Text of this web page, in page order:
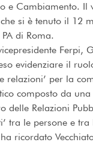
e Cambiamento. Il
si è tenuto il 12
di Roma.
Ferpi,
evidenziare il
relazioni’ per la
composto da
delle Relazioni
tra le persone e tra
ricordato